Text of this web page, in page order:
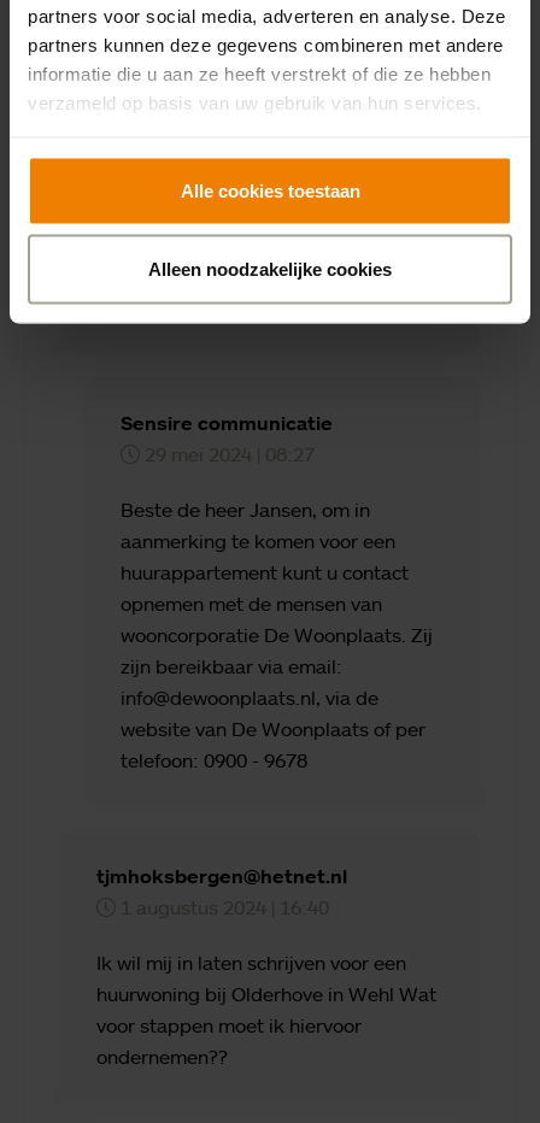
partners voor social media, adverteren en analyse. Deze
partners kunnen deze gegevens combineren met andere
informatie die u aan ze heeft verstrekt of die ze hebben
verzameld op basis van uw gebruik van hun services.
Alle cookies toestaan
Alleen noodzakelijke cookies
in een mail van een reactie voorzien.
27 mei 2024 | 13:25
inschrijven voor een appartement in
Oldershove Wehl. 1 Persoon: man 78
jaar
Sensire communicatie
29 mei 2024 | 08:27
Beste de heer Jansen, om in
aanmerking te komen voor een
huurappartement kunt u contact
opnemen met de mensen van
wooncorporatie De Woonplaats. Zij
zijn bereikbaar via email:
info@dewoonplaats.nl, via de
website van De Woonplaats of per
telefoon: 0900 - 9678
tjmhoksbergen@hetnet.nl
1 augustus 2024 | 16:40
Ik wil mij in laten schrijven voor een
huurwoning bij Olderhove in Wehl Wat
voor stappen moet ik hiervoor
ondernemen??